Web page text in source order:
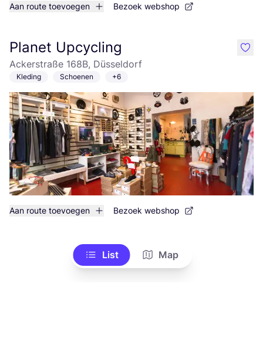
Aan route toevoegen Bezoek webshop
Planet Upcycling
Ackerstraße 168B, Düsseldorf
Kleding Schoenen +6
Aan route toevoegen Bezoek webshop
like
List Map